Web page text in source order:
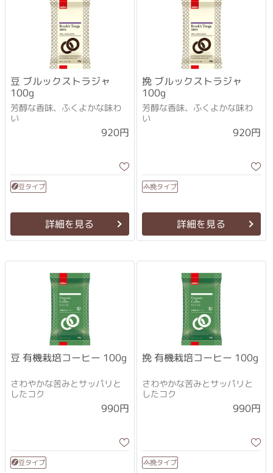
豆 ブルックストラジャ
100g
芳醇な香味、ふくよかな味わ
い
920円
豆タイプ
詳細を見る
挽 ブルックストラジャ
100g
芳醇な香味、ふくよかな味わ
い
920円
挽タイプ
詳細を見る
豆 有機栽培コーヒー 100g
さわやかな苦みとサッパリと
したコク
990円
豆タイプ
挽 有機栽培コーヒー 100g
さわやかな苦みとサッパリと
したコク
990円
挽タイプ